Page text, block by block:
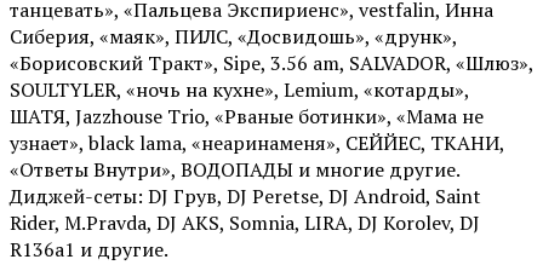
танцевать», «Пальцева Экспириенс», vestfalin, Инна
Сиберия, «маяк», ПИЛС, «Досвидошь», «друнк»,
«Борисовский Тракт», Sipe, 3.56 am, SALVADOR, «Шлюз»,
SOULTYLER, «ночь на кухне», Lemium, «котарды»,
ШАТЯ, Jazzhouse Trio, «Рваные ботинки», «Мама не
узнает», black lama, «неаринаменя», СЕЙЙЕС, ТКАНИ,
«Ответы Внутри», ВОДОПАДЫ и многие другие.
Диджей-сеты: DJ Грув, DJ Peretse, DJ Android, Saint
Rider, М.Pravda, DJ AKS, Somnia, LIRA, DJ Korolev, DJ
R136a1 и другие.